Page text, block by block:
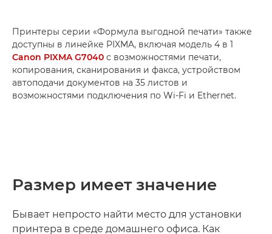
Принтеры серии «Формула выгодной печати» также
доступны в линейке PIXMA, включая модель 4 в 1
Canon PIXMA G7040 с возможностями печати,
копирования, сканирования и факса, устройством
автоподачи документов на 35 листов и
возможностями подключения по Wi-Fi и Ethernet.
Размер имеет значение
Бывает непросто найти место для установки
принтера в среде домашнего офиса. Как